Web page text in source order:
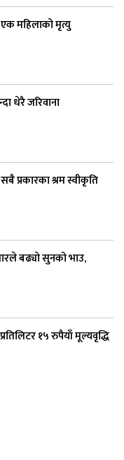
महिलाको मृत्यु
धेरै जरिवाना
प्रकारका श्रम स्वीकृति
बढ्यो सुनको भाउ,
१५ रुपैयाँ मूल्यवृद्धि